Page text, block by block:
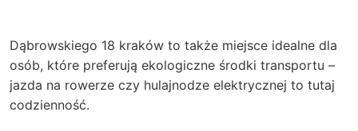
Dąbrowskiego 18 kraków to także miejsce idealne dla
osób, które preferują ekologiczne środki transportu –
jazda na rowerze czy hulajnodze elektrycznej to tutaj
codzienność.